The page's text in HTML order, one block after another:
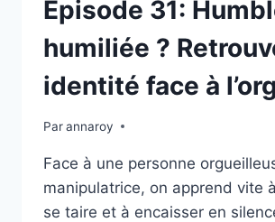
Épisode 31:
humiliée ?
identité face à
Parannaroy
Face à une personne
manipulatrice, on apprend vite
se taire et à encaisser en